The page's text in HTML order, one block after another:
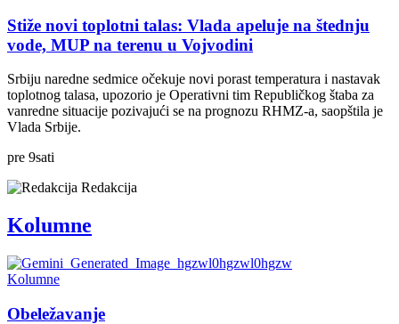
Stiže novi toplotni talas: Vlada apeluje na štednju
vode, MUP na terenu u Vojvodini
Srbiju naredne sedmice očekuje novi porast temperatura i nastavak
toplotnog talasa, upozorio je Operativni tim Republičkog štaba za
vanredne situacije pozivajući se na prognozu RHMZ-a, saopštila je
Vlada Srbije.
pre 9sati
Redakcija
Kolumne
Kolumne
Obeležavanje